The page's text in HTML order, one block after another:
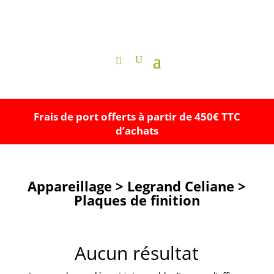
Frais de port offerts à partir de 450€ TTC
d’achats
Appareillage > Legrand Celiane >
Plaques de finition
Aucun résultat